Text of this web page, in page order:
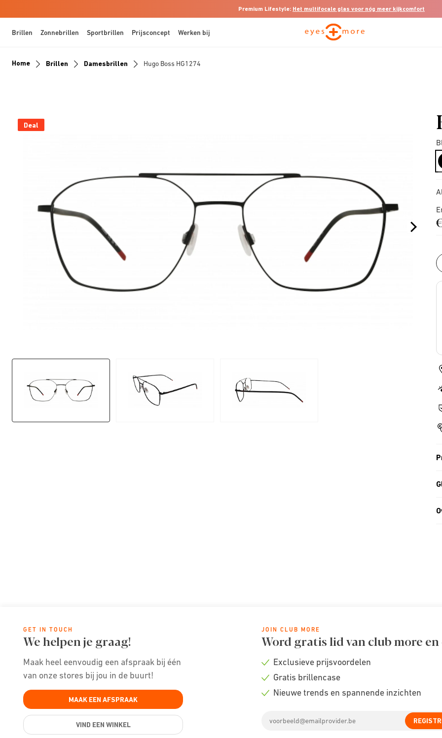
Premium Lifestyle: Het multifocale glas voor nóg meer kijkcomfort
Brillen Zonnebrillen Sportbrillen Prijsconcept Werken bij
Home Brillen Damesbrillen Hugo Boss HG1274
Deal
GET IN TOUCH
We helpen je graag!
Maak heel eenvoudig een afspraak bij één
van onze stores bij jou in de buurt!
MAAK EEN AFSPRAAK
VIND EEN WINKEL
JOIN CLUB MORE
Word gratis lid van club more
Check
Exclusieve prijsvoordelen
Check
Gratis brillencase
Nieuwe trends en spannende inzichten
address